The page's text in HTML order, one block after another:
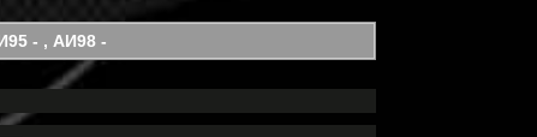
- , АИ98 -